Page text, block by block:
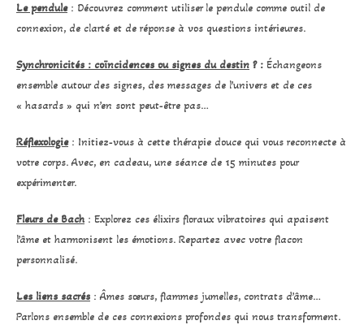
Le pendule: Découvrez comment utiliser le pendule comme outil de
connexion, de clarté et de réponse à vos questions intérieures.
Synchronicités : coïncidences ou signes du destin ? : Échangeons
ensemble autour des signes, des messages de l’univers et de ces
« hasards » qui n’en sont peut-être pas…
Réflexologie: Initiez-vous à cette thérapie douce qui vous reconnecte à
votre corps. Avec, en cadeau, une séance de 15 minutes pour
expérimenter.
Fleurs de Bach : Explorez ces élixirs floraux vibratoires qui apaisent
l’âme et harmonisent les émotions. Repartez avec votre flacon
personnalisé.
Les liens sacrés : Âmes sœurs, flammes jumelles, contrats d’âme…
Parlons ensemble de ces connexions profondes qui nous transforment.